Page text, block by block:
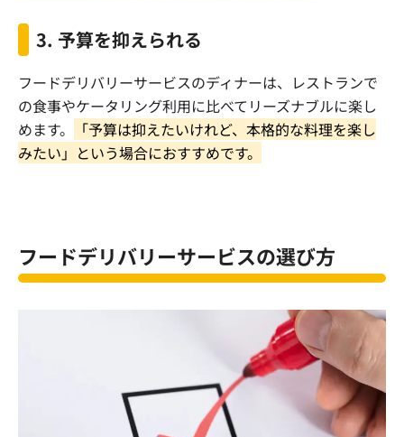
3. 予算を抑えられる
フードデリバリーサービスのディナーは、レストランで
の食事やケータリング利用に比べてリーズナブルに楽し
めます。
「予算は抑えたいけれど、本格的な料理を楽し
みたい」という場合におすすめです。
フードデリバリーサービスの選び方